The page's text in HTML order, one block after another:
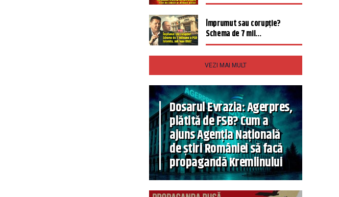
Împrumut sau corupție?
Schema de 7 mil...
VEZI MAI MULT
Dosarul Evrazia: Agerpres,
plătită de FSB? Cum a
ajuns Agenția Națională
de știri României să facă
propagandă Kremlinului